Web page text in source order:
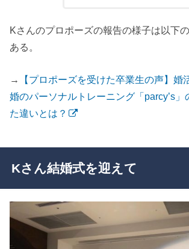
Kさんのプロポーズの報告の様子は以下
ある。
→
【プロポーズを受けた卒業生の声】婚
婚のパーソナルトレーニング「parcy’s」
た違いとは？
Kさん結婚式を迎えて